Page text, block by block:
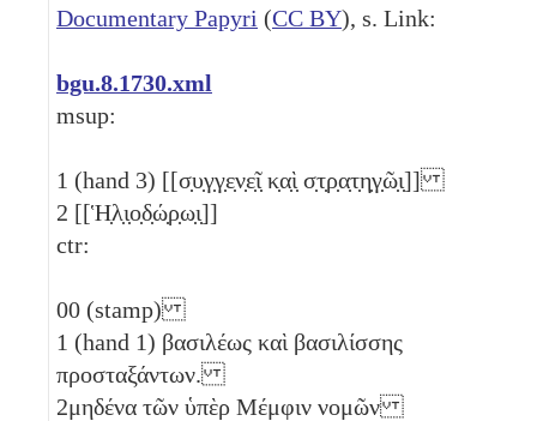
Documentary Papyri (CC BY), s. Link:
bgu.8.1730.xml
msup:
1 (hand 3) [[σ̣υ̣γ̣γ̣ε̣ν̣ε̣ῖ̣ κ̣α̣ὶ̣ σ̣τ̣ρ̣α̣τ̣η̣γ̣ῶ̣ι̣]]
2 [[Ἡ̣λ̣ι̣ο̣δ̣ώ̣ρ̣ω̣ι̣]]
ctr:
00 (stamp)
1 (hand 1) βασιλέως καὶ βασιλίσσης
προσταξάντων.
2μηδένα τῶν ὑπὲρ Μέμφιν νομῶν